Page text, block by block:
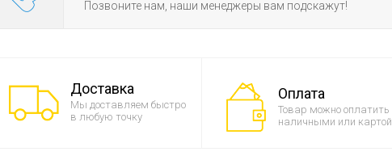
Позвоните нам, наши менеджеры вам подскажут!
Доставка
Мы доставляем быстро
в любую точку
Оплата
Товар можно оплатить
наличными или картой